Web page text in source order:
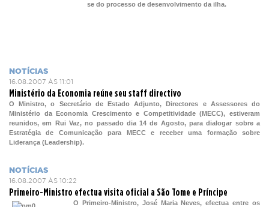
se do processo de desenvolvimento da ilha.
NOTÍCIAS
16.08.2007 ÀS 11:01
Ministério da Economia reúne seu staff directivo
O Ministro, o Secretário de Estado Adjunto, Directores e Assessores do
Ministério da Economia Crescimento e Competitividade (MECC), estiveram
reunidos, em Rui Vaz, no passado dia 14 de Agosto, para dialogar sobre a
Estratégia de Comunicação para MECC e receber uma formação sobre
Liderança (Leadership).
NOTÍCIAS
16.08.2007 ÀS 10:22
Primeiro-Ministro efectua visita oficial a São Tome e Príncipe
O Primeiro-Ministro, José Maria Neves, efectua entre os